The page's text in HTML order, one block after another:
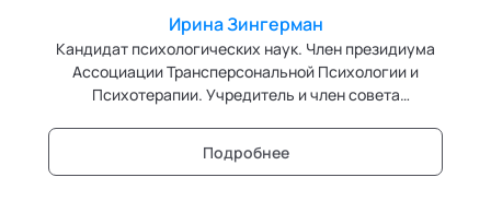
Ирина Зингерман
Кандидат психологических наук. Член президиума
Ассоциации Трансперсональной Психологии и
Психотерапии. Учредитель и член совета
процессуальной работе (США). Сертифицированный
Подробнее